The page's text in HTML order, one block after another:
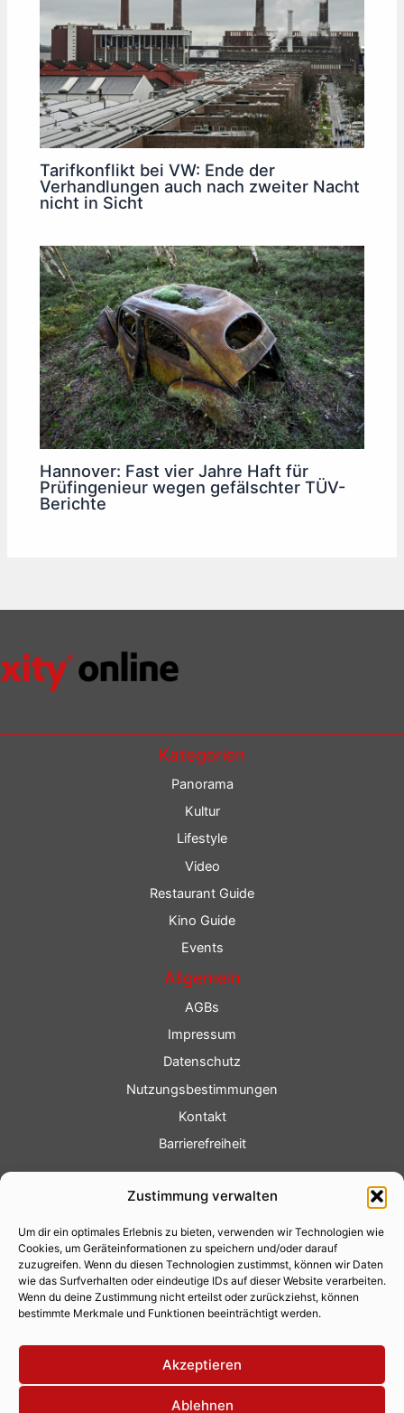
Zustimmung verwalten
Um dir ein optimales Erlebnis zu bieten, verwenden wir Technologien wie
Cookies, um Geräteinformationen zu speichern und/oder darauf
zuzugreifen. Wenn du diesen Technologien zustimmst, können wir Daten
wie das Surfverhalten oder eindeutige IDs auf dieser Website verarbeiten.
Wenn du deine Zustimmung nicht erteilst oder zurückziehst, können
bestimmte Merkmale und Funktionen beeinträchtigt werden.
Akzeptieren
Ablehnen
Tarifkonflikt bei VW: Ende der
Verhandlungen auch nach zweiter Nacht
nicht in Sicht
Hannover: Fast vier Jahre Haft für
Prüfingenieur wegen gefälschter TÜV-
Berichte
Kategorien
Panorama
Kultur
Lifestyle
Video
Restaurant Guide
Kino Guide
Events
Allgemein
AGBs
Impressum
Datenschutz
Nutzungsbestimmungen
Kontakt
Barrierefreiheit
Fotoservice
Videoservice
Werbung
Contenterstellung
Lokalnachrichten
Lokalfernsehen
Eventkalender